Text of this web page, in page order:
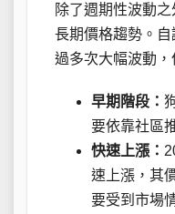
除了週期性波動
長期價格趨勢。
過多次大幅波動，
早期階段：
要依靠社區
快速上漲：
速上漲，其
要受到市場